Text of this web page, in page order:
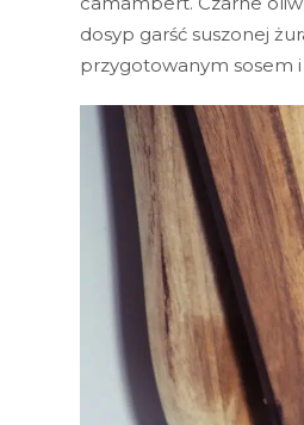
dosyp garść suszonej
przygotowanym sosem